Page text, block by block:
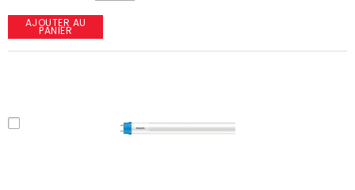
AJOUTER AU
PANIER